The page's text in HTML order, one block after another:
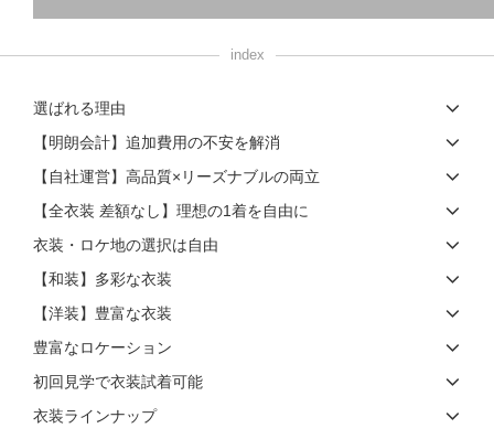
衣装追加無料
歴史的建造物での撮影
両親の衣装
人気スポットでの撮影
ウェルカムボードの作成
index
選ばれる理由
【明朗会計】追加費用の不安を解消
【自社運営】高品質×リーズナブルの両立
【全衣装 差額なし】理想の1着を自由に
衣装・ロケ地の選択は自由
【和装】多彩な衣装
【洋装】豊富な衣装
豊富なロケーション
初回見学で衣装試着可能
衣装ラインナップ